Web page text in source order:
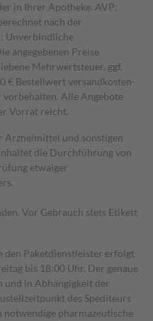
in Ihrer Apotheke. AVP:
nach der
Unverbindliche
angegebenen Preise
Mehrwertsteuer, ggf.
€ Bestell­wert versand­kosten­
Alle Angebote
Vorrat reicht.
Arzneimittel und sonstigen
die Durchführung von
etwaiger
Vor Gebrauch stets Etikett
den Paketdienstleister erfolgt
bis 18:00 Uhr. Der genaue
und in Abhängigkeit der
des Spediteurs
notwendige pharmazeutische